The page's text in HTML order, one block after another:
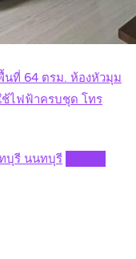
ที่ 64 ตรม. ห้องหัวมุม
ช้ไฟฟ้าครบชุด โทร
บุรี นนทบุรี